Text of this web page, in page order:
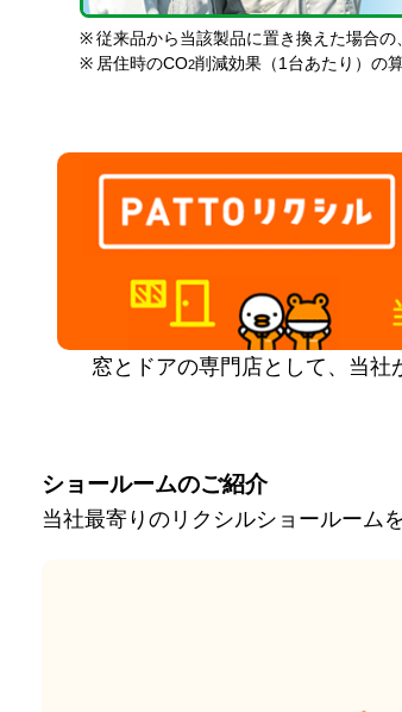
※ 従来品から当該製品に置き換えた場合
※ 居住時のCO2削減効果（1台あたり）の
窓とドアの専門店として、当社
ショールームのご紹介
当社最寄りのリクシルショールーム